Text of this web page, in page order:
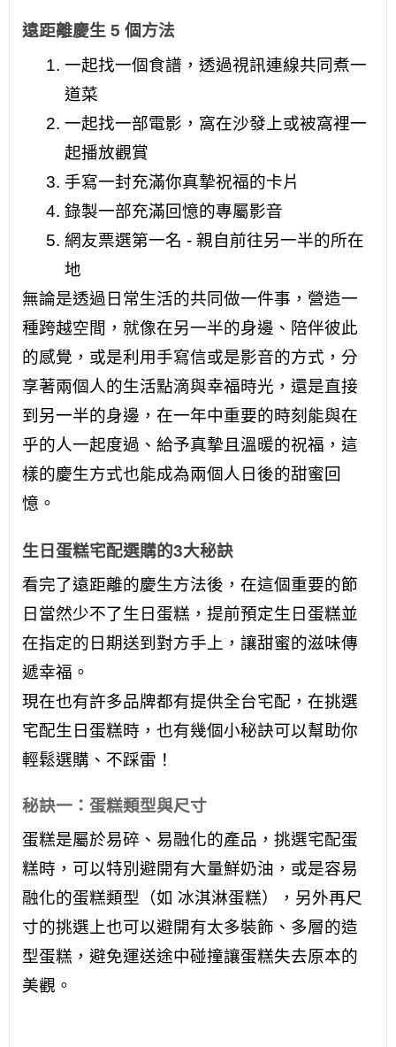
遠距離慶生 5 個方法
一起找一個食譜，透過視訊連線共同煮一
道菜
一起找一部電影，窩在沙發上或被窩裡一
起播放觀賞
手寫一封充滿你真摯祝福的卡片
錄製一部充滿回憶的專屬影音
網友票選第一名 - 親自前往另一半的所在
地
無論是透過日常生活的共同做一件事，營造一
種跨越空間，就像在另一半的身邊、陪伴彼此
的感覺，或是利用手寫信或是影音的方式，分
享著兩個人的生活點滴與幸福時光，還是直接
到另一半的身邊，在一年中重要的時刻能與在
乎的人一起度過、給予真摯且溫暖的祝福，這
樣的慶生方式也能成為兩個人日後的甜蜜回
憶。
生日蛋糕宅配選購的3大秘訣
看完了遠距離的慶生方法後，在這個重要的節
日當然少不了生日蛋糕，提前預定生日蛋糕並
在指定的日期送到對方手上，讓甜蜜的滋味傳
遞幸福。
現在也有許多品牌都有提供全台宅配，在挑選
宅配生日蛋糕時，也有幾個小秘訣可以幫助你
輕鬆選購、不踩雷！
秘訣一：蛋糕類型與尺寸
蛋糕是屬於易碎、易融化的產品，挑選宅配蛋
糕時，可以特別避開有大量鮮奶油，或是容易
融化的蛋糕類型（如 冰淇淋蛋糕），另外再尺
寸的挑選上也可以避開有太多裝飾、多層的造
型蛋糕，避免運送途中碰撞讓蛋糕失去原本的
美觀。